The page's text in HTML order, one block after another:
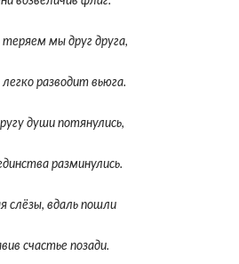
мы друг друга,
разводит вьюга.
души потянулись,
разминулись.
слёзы, вдаль пошли
счастье позади.